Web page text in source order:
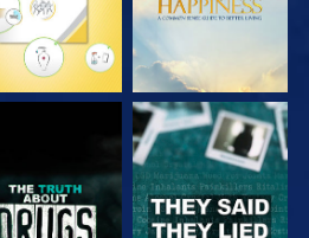
SE